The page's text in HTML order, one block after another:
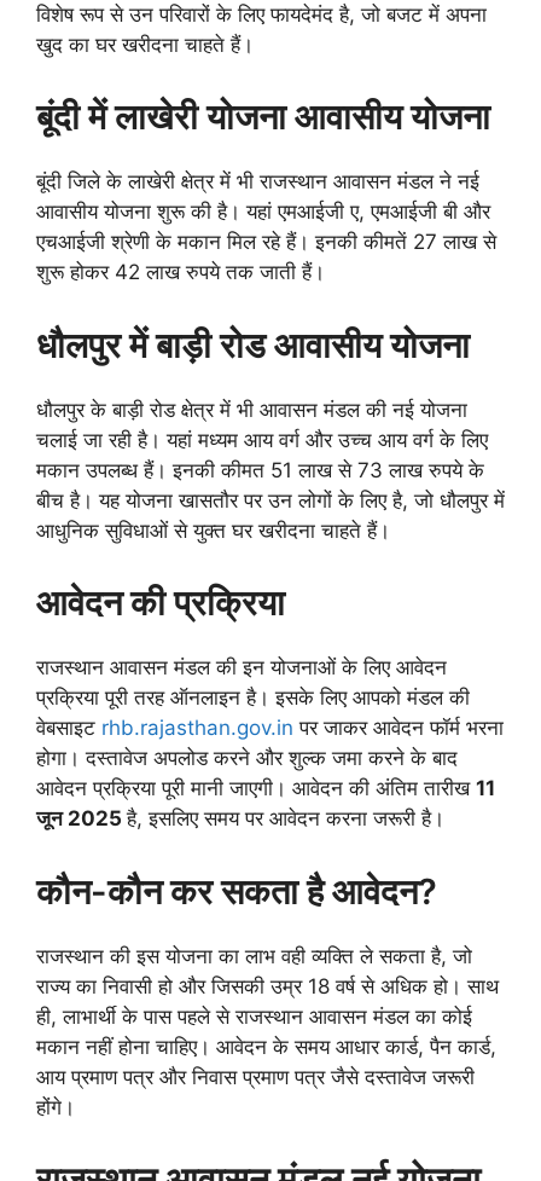
विशेष रूप से उन परिवारों के लिए फायदेमंद है, जो बजट में अपना
खुद का घर खरीदना चाहते हैं।
बूंदी में लाखेरी योजना आवासीय योजना
बूंदी जिले के लाखेरी क्षेत्र में भी राजस्थान आवासन मंडल ने नई
आवासीय योजना शुरू की है। यहां एमआईजी ए, एमआईजी बी और
एचआईजी श्रेणी के मकान मिल रहे हैं। इनकी कीमतें 27 लाख से
शुरू होकर 42 लाख रुपये तक जाती हैं।
धौलपुर में बाड़ी रोड आवासीय योजना
धौलपुर के बाड़ी रोड क्षेत्र में भी आवासन मंडल की नई योजना
चलाई जा रही है। यहां मध्यम आय वर्ग और उच्च आय वर्ग के लिए
मकान उपलब्ध हैं। इनकी कीमत 51 लाख से 73 लाख रुपये के
बीच है। यह योजना खासतौर पर उन लोगों के लिए है, जो धौलपुर में
आधुनिक सुविधाओं से युक्त घर खरीदना चाहते हैं।
आवेदन की प्रक्रिया
राजस्थान आवासन मंडल की इन योजनाओं के लिए आवेदन
प्रक्रिया पूरी तरह ऑनलाइन है। इसके लिए आपको मंडल की
वेबसाइट rhb.rajasthan.gov.in पर जाकर आवेदन फॉर्म भरना
होगा। दस्तावेज अपलोड करने और शुल्क जमा करने के बाद
आवेदन प्रक्रिया पूरी मानी जाएगी। आवेदन की अंतिम तारीख 11
जून 2025है, इसलिए समय पर आवेदन करना जरूरी है।
कौन-कौन कर सकता है आवेदन?
राजस्थान की इस योजना का लाभ वही व्यक्ति ले सकता है, जो
राज्य का निवासी हो और जिसकी उम्र 18 वर्ष से अधिक हो। साथ
ही, लाभार्थी के पास पहले से राजस्थान आवासन मंडल का कोई
मकान नहीं होना चाहिए। आवेदन के समय आधार कार्ड, पैन कार्ड,
आय प्रमाण पत्र और निवास प्रमाण पत्र जैसे दस्तावेज जरूरी
होंगे।